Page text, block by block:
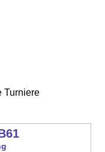
Turniere